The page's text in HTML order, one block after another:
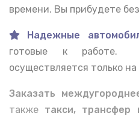
времени. Вы прибудете
Надежные
готовые к
осуществляется только
Заказать
также такси, трансфер